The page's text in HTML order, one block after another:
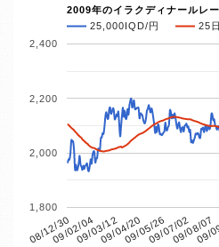
2009年のイラクディナールレー
25,000IQD/円
25
08/12/3009/02/0409/03/1209/04/2009/05/2609/07/0209/08/07
09/
1,800
2,000
2,200
2,400